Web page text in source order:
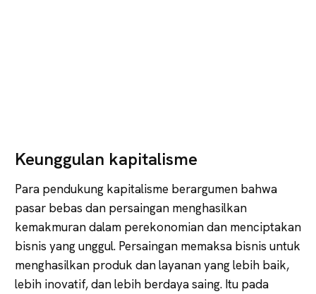
Keunggulan kapitalisme
Para pendukung kapitalisme berargumen bahwa
pasar bebas dan persaingan menghasilkan
kemakmuran dalam perekonomian dan menciptakan
bisnis yang unggul. Persaingan memaksa bisnis untuk
menghasilkan produk dan layanan yang lebih baik,
lebih inovatif, dan lebih berdaya saing. Itu pada